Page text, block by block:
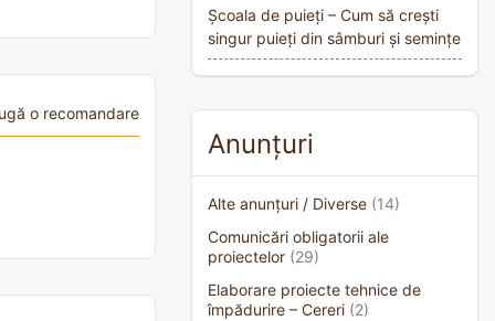
o recomandare
Școala de puieți – Cum să crești
singur puieți din sâmburi și semințe
Anunțuri
Alte anunțuri / Diverse (14)
Comunicări obligatorii ale
proiectelor (29)
Elaborare proiecte tehnice de
împădurire – Cereri (2)